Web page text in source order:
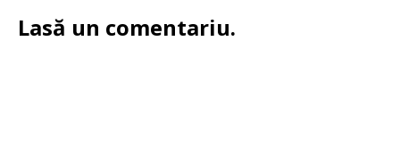
Lasă un comentariu.